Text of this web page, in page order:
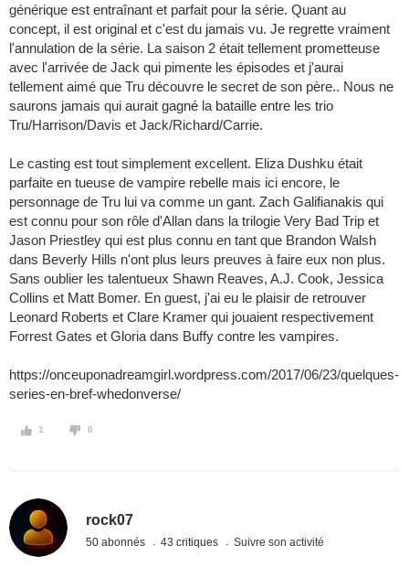
générique est entraînant et parfait pour la série. Quant au
concept, il est original et c'est du jamais vu. Je regrette vraiment
l'annulation de la série. La saison 2 était tellement prometteuse
avec l'arrivée de Jack qui pimente les épisodes et j'aurai
tellement aimé que Tru découvre le secret de son père.. Nous ne
saurons jamais qui aurait gagné la bataille entre les trio
Tru/Harrison/Davis et Jack/Richard/Carrie.
Le casting est tout simplement excellent. Eliza Dushku était
parfaite en tueuse de vampire rebelle mais ici encore, le
personnage de Tru lui va comme un gant. Zach Galifianakis qui
est connu pour son rôle d'Allan dans la trilogie Very Bad Trip et
Jason Priestley qui est plus connu en tant que Brandon Walsh
dans Beverly Hills n'ont plus leurs preuves à faire eux non plus.
Sans oublier les talentueux Shawn Reaves, A.J. Cook, Jessica
Collins et Matt Bomer. En guest, j'ai eu le plaisir de retrouver
Leonard Roberts et Clare Kramer qui jouaient respectivement
Forrest Gates et Gloria dans Buffy contre les vampires.
https://onceuponadreamgirl.wordpress.com/2017/06/23/quelques-
series-en-bref-whedonverse/
1 0
rock07
50 abonnés 43 critiques Suivre son activité